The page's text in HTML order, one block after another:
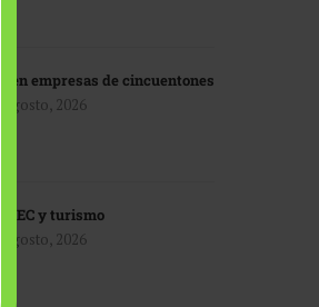
IA en empresas de cincuentones
3 agosto, 2026
TMEC y turismo
3 agosto, 2026